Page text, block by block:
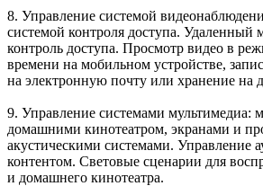
8. Управление системой
системой контроля доступа. Удаленный
контроль доступа. Просмотр видео в
времени на мобильном устройстве,
на электронную почту или хранение на
9. Управление системами мультимедиа:
домашними кинотеатром, экранами и
акустическими системами. Управление
контентом. Световые сценарии для
и домашнего кинотеатра.